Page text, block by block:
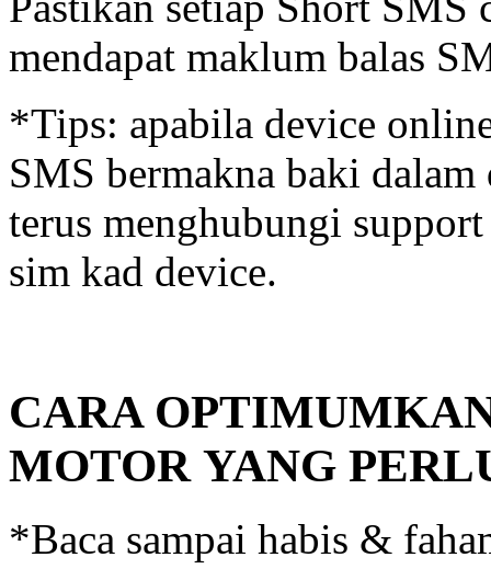
mendapat maklum balas
*Tips: apabila device
SMS bermakna baki
terus menghubungi
sim kad device.
CARA
MOTOR YANG
*Baca sampai habis &